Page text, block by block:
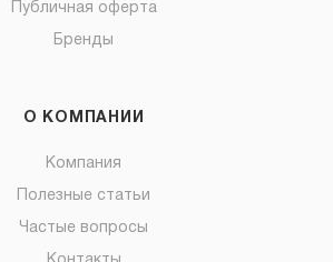
Публичная оферта
Бренды
О КОМПАНИИ
Компания
Полезные статьи
Частые вопросы